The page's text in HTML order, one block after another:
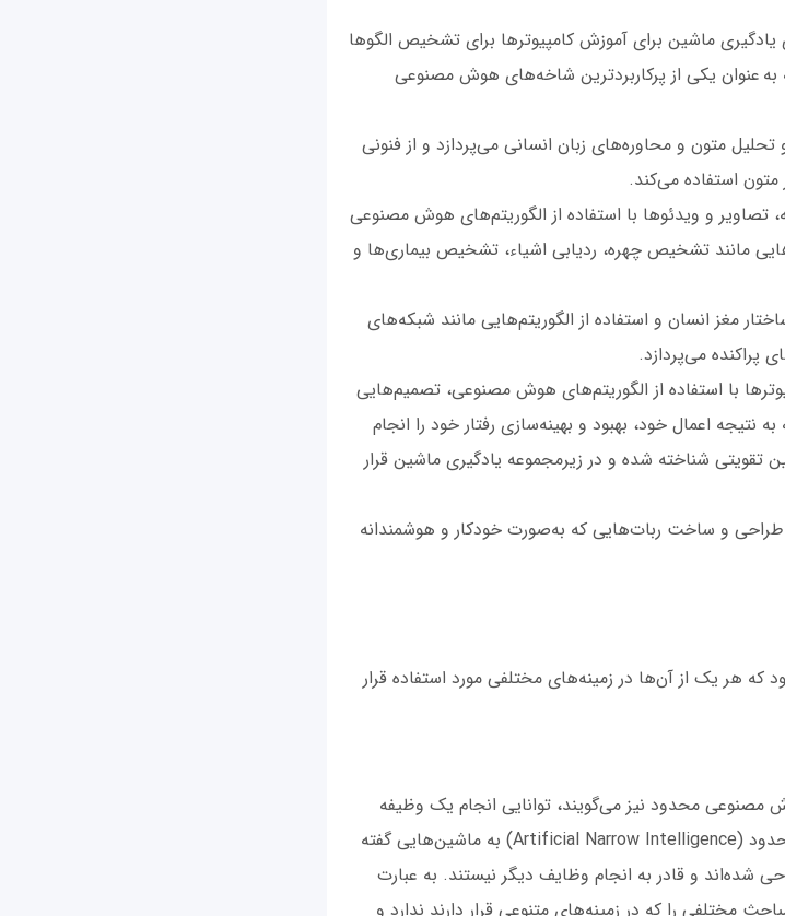
یادگیری ماشین برای آموزش کامپیوترها برای تشخیص الگوها
عنوان یکی از پرکاربردترین شاخه‌های هوش مصنوعی
متون و محاوره‌های زبان انسانی می‌پردازد و از فنونی
استفاده می‌کند.
تصاویر و ویدئوها با استفاده از الگوریتم‌های هوش مصنوعی
مانند تشخیص چهره، ردیابی اشیاء، تشخیص بیماری‌ها و
مغز انسان و استفاده از الگوریتم‌هایی مانند شبکه‌های
می‌پردازد.
با استفاده از الگوریتم‌های هوش مصنوعی، تصمیم‌هایی
اعمال خود، بهبود و بهینه‌سازی رفتار خود را انجام
تقویتی شناخته شده و در زیرمجموعه یادگیری ماشین قرار
و ساخت ربات‌هایی که به‌صورت خودکار و هوشمندانه
یک از آن‌ها در زمینه‌های مختلفی مورد استفاده قرار
محدود نیز می‌گویند، توانایی انجام یک وظیفه
خاص را دارد. به بیان دقیق‌تر، هوش مصنوعی محدود (Artificial Narrow Intelligence) به ماشین‌هایی گفته
و قادر به انجام وظایف دیگر نیستند. به عبارت
مختلفی را که در زمینه‌های متنوعی قرار دارند ندارد و